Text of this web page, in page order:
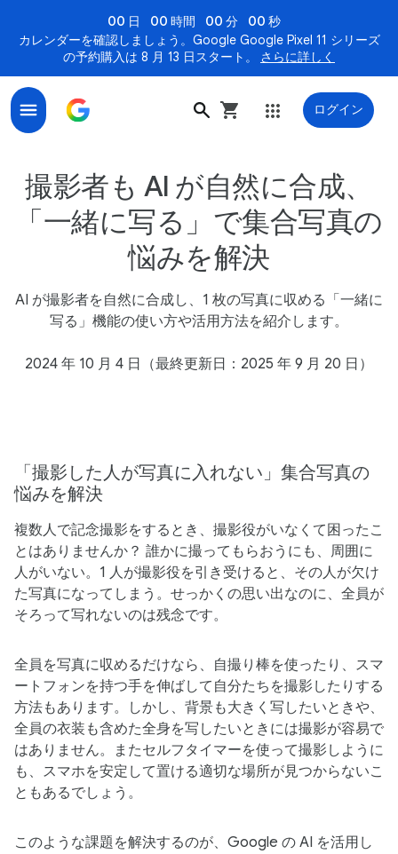
00 日 00 時間 00 分
00 秒
カレンダーを確認しましょう。Google Google Pixel 11 シリーズ
の予約購入は 8 月 13 日スタート。
さらに詳しく
ログイン
撮影者も​​ AI が​​自然に​​合成、​​
「一緒に​​写る」で​​集合写真の​​
悩みを​​解決
AI が撮影者を自然に合成し、1 枚の写真に収める「一緒に
写る」機能の使い方や活用方法を紹介します。
2024 年 10 月 4 日（最終更新日：2025 年 9 月 20 日）
「撮影した​​人が​​写真に​​入れない」​集合写真の​​
悩みを​​解決
複数人で​記念撮影を​する​とき、​撮影役が​いなくて​困った​こ
とは​ありませんか？​ 誰かに​撮ってもら​おうにも、​周囲に​
人が​いない。​1 人が​撮影役を​引き受けると、​その​人が​欠け
た​写真に​なってしまう。​せっかくの​思い出なのに、​全員が​
そろって​写れないのは​残念です。
全員を​写真に​収めるだけなら、​自撮り棒を​使ったり、​スマ
ートフォンを​持つ手を​伸ばして​自分たちを​撮影したりする​
方法も​あります。​しかし、​背景も大きく写したいときや、
全員の衣装も含めた全身を写したいときには撮影が容易で
はありません。​また​セルフタイマーを​使って​撮影しように
も、​スマホを​安定して​置ける​適切な​場所が​見つからない​こ
ともあるでしょう。
このような​課題を​解決するのが、​Google の​ AI を​活用し